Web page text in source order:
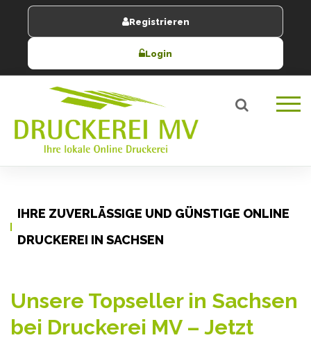
Registrieren
Login
IHRE ZUVERLÄSSIGE UND GÜNSTIGE ONLINE
DRUCKEREI IN SACHSEN
Unsere Topseller in Sachsen
bei Druckerei MV – Jetzt